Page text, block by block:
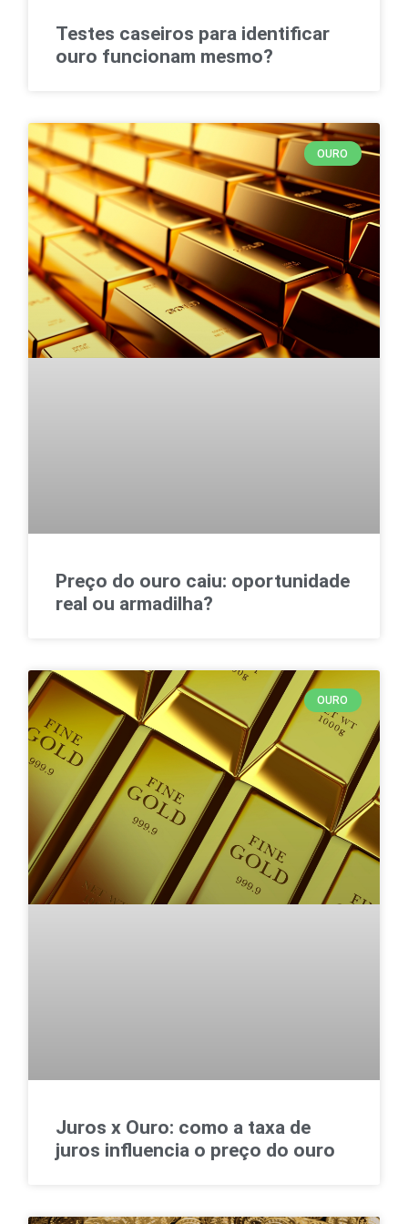
Testes caseiros para identificar
ouro funcionam mesmo?
OURO
Preço do ouro caiu: oportunidade
real ou armadilha?
OURO
Juros x Ouro: como a taxa de
juros influencia o preço do ouro